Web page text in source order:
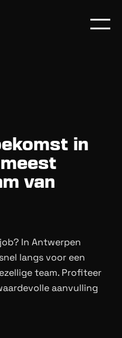
in
van
In Antwerpen
langs voor een
team. Profiteer
aanvulling